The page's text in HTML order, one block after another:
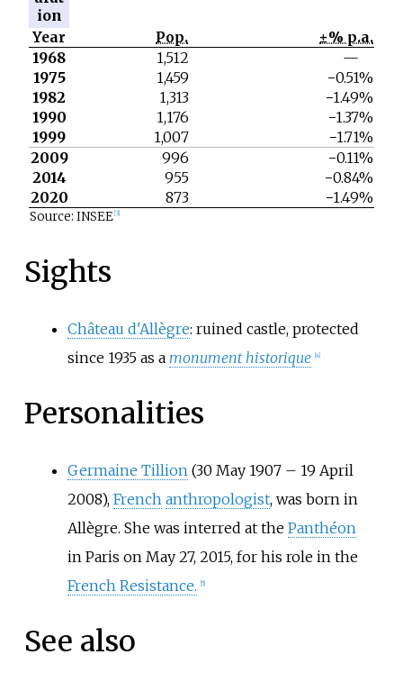
ion
Year Pop. ±% p.a.
1968 1,512
—
1975
1,459
−0.51%
1982
1,313
−1.49%
1990
1,176
−1.37%
1999
1,007
−1.71%
2009
996
−0.11%
2014
955
−0.84%
2020
873 −1.49%
Source: INSEE [3]
Sights
Château d'Allègre: ruined castle, protected
since 1935 as a monument historique 4]
Personalities
Germaine Tillion (30 May 1907 – 19 April
2008), French anthropologist, was born in
Allègre. She was interred at the Panthéon
in Paris on May 27, 2015, for his role in the
French Resistance.
5]
See also